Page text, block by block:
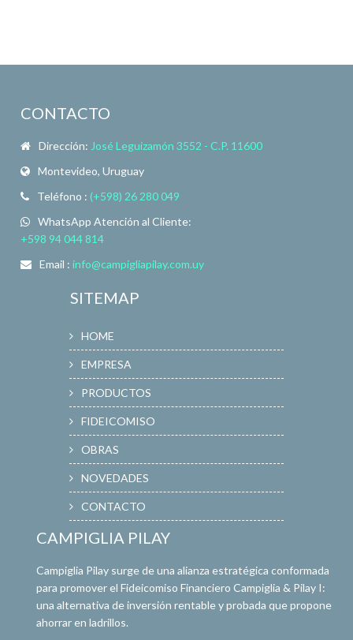
CONTACTO
Dirección: José Leguizamón 3552 - C.P. 11600
Montevideo, Uruguay
Teléfono : (+598) 26 280 049
WhatsApp Atención al Cliente:
+598 94 044 814
Email :info@campigliapilay.com.uy
SITEMAP
HOME
EMPRESA
PRODUCTOS
FIDEICOMISO
OBRAS
NOVEDADES
CONTACTO
CAMPIGLIA PILAY
Campiglia Pilay surge de una alianza estratégica conformada
para promover el Fideicomiso Financiero Campiglia & Pilay I:
una alternativa de inversión rentable y probada que propone
ahorrar en ladrillos.